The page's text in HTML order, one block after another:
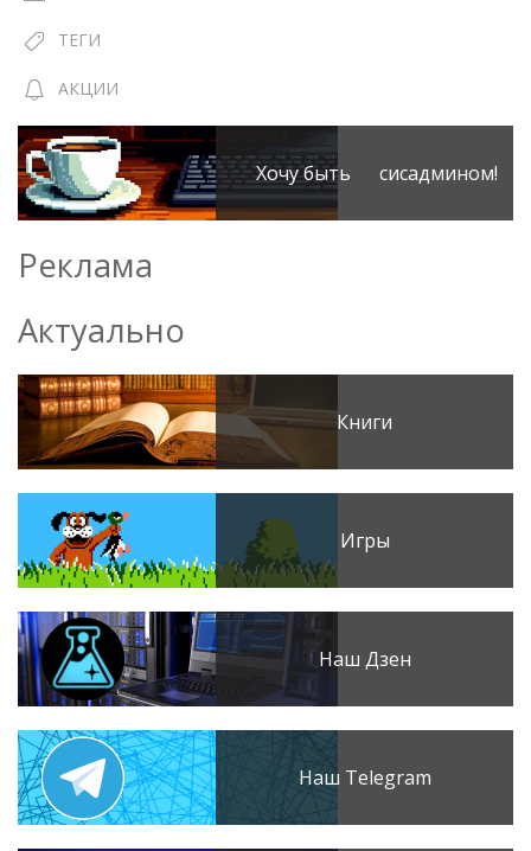
ТЕГИ
АКЦИИ
Хочу быть сисадмином!
Реклама
Актуально
Книги
Игры
Наш Дзен
Наш Telegram